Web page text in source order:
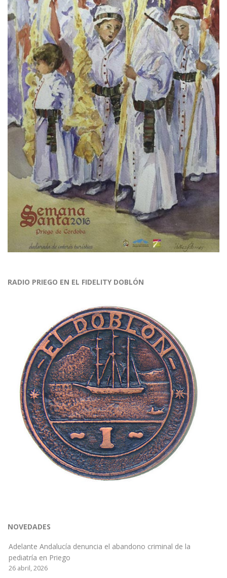
RADIO PRIEGO EN EL FIDELITY DOBLÓN
NOVEDADES
Adelante Andalucía denuncia el abandono criminal de la
pediatría en Priego
26 abril, 2026